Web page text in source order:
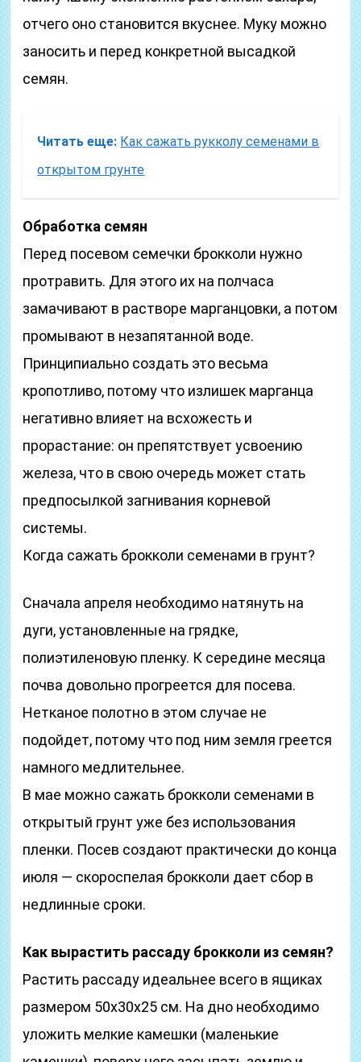
отчего оно становится вкуснее. Муку можно
заносить и перед конкретной высадкой
семян.
Читать еще: Как сажать рукколу семенами в
открытом грунте
Обработка семян
Перед посевом семечки брокколи нужно
протравить. Для этого их на полчаса
замачивают в растворе марганцовки, а потом
промывают в незапятанной воде.
Принципиально создать это весьма
кропотливо, потому что излишек марганца
негативно влияет на всхожесть и
прорастание: он препятствует усвоению
железа, что в свою очередь может стать
предпосылкой загнивания корневой
системы.
Когда сажать брокколи семенами в грунт?
Сначала апреля необходимо натянуть на
дуги, установленные на грядке,
полиэтиленовую пленку. К середине месяца
почва довольно прогреется для посева.
Нетканое полотно в этом случае не
подойдет, потому что под ним земля греется
намного медлительнее.
В мае можно сажать брокколи семенами в
открытый грунт уже без использования
пленки. Посев создают практически до конца
июля — скороспелая брокколи дает сбор в
недлинные сроки.
Как вырастить рассаду брокколи из семян?
Растить рассаду идеальнее всего в ящиках
размером 50х30х25 см. На дно необходимо
уложить мелкие камешки (маленькие